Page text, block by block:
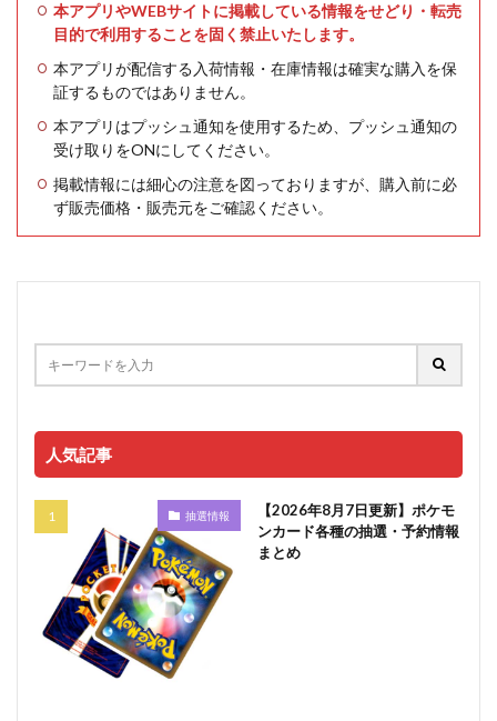
本アプリやWEBサイトに掲載している情報をせどり・転売
目的で利用することを固く禁止いたします。
本アプリが配信する入荷情報・在庫情報は確実な購入を保
証するものではありません。
本アプリはプッシュ通知を使用するため、プッシュ通知の
受け取りをONにしてください。
掲載情報には細心の注意を図っておりますが、購入前に必
ず販売価格・販売元をご確認ください。
人気記事
抽選情報
【2026年8月7日更新】ポケモ
ンカード各種の抽選・予約情報
まとめ